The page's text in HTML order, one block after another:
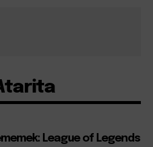
League of Legends